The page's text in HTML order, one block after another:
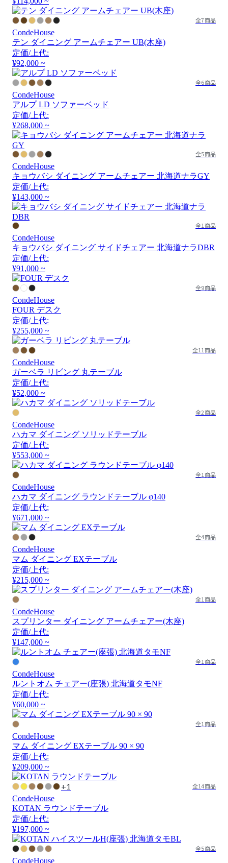
全7商品
CondeHouse
テン ダイニング アームチェアー UB(木座)
定価/上代:
¥92,000 ~
全6商品
CondeHouse
アルプ LD ソファーベッド
定価/上代:
¥268,000 ~
全5商品
CondeHouse
キョウバシ ダイニング アームチェアー 北海道ナラGY
定価/上代:
¥143,000 ~
全1商品
CondeHouse
キョウバシ ダイニング サイドチェアー 北海道ナラDBR
定価/上代:
¥91,000 ~
全9商品
CondeHouse
FOUR デスク
定価/上代:
¥255,000 ~
全11商品
CondeHouse
ガーベラ リビング 丸テーブル
定価/上代:
¥52,000 ~
全2商品
CondeHouse
ハカマ ダイニング ソリッドテーブル
定価/上代:
¥553,000 ~
全1商品
CondeHouse
ハカマ ダイニング ラウンドテーブル φ140
定価/上代:
¥671,000 ~
全4商品
CondeHouse
マム ダイニング EXテーブル
定価/上代:
¥215,000 ~
全1商品
CondeHouse
スプリンター ダイニング アームチェアー(木座)
定価/上代:
¥147,000 ~
全1商品
CondeHouse
ルントオム チェアー(座張) 北海道タモNF
定価/上代:
¥60,000 ~
全1商品
CondeHouse
マム ダイニング EXテーブル 90 × 90
定価/上代:
¥209,000 ~
+1 全14商品
CondeHouse
KOTAN ラウンドテーブル
定価/上代:
¥197,000 ~
全5商品
CondeHouse